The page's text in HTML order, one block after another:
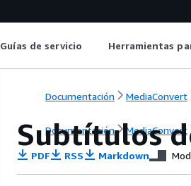
Guías de servicio Herramientas
Documentación MediaConvert
Documentación MediaConvert
Subtítulos
PDF RSS Markdown